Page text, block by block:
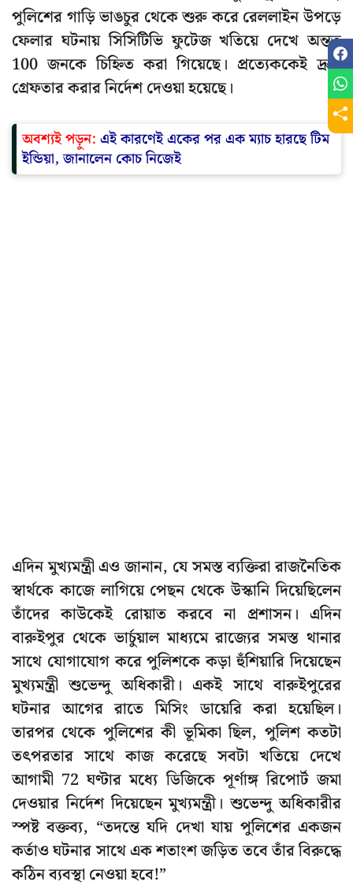
পুলিশের গাড়ি ভাঙচুর থেকে শুরু করে রেললাইন উপড়ে
ফেলার ঘটনায় সিসিটিভি ফুটেজ খতিয়ে দেখে অন্তত
100 জনকে চিহ্নিত করা গিয়েছে। প্রত্যেককেই দ্রুত
গ্রেফতার করার নির্দেশ দেওয়া হয়েছে।
অবশ্যই পড়ুন: এই কারণেই একের পর এক ম্যাচ হারছে টিম
ইন্ডিয়া, জানালেন কোচ নিজেই
এদিন মুখ্যমন্ত্রী এও জানান, যে সমস্ত ব্যক্তিরা রাজনৈতিক
স্বার্থকে কাজে লাগিয়ে পেছন থেকে উস্কানি দিয়েছিলেন
তাঁদের কাউকেই রোয়াত করবে না প্রশাসন। এদিন
বারুইপুর থেকে ভার্চুয়াল মাধ্যমে রাজ্যের সমস্ত থানার
সাথে যোগাযোগ করে পুলিশকে কড়া হুঁশিয়ারি দিয়েছেন
মুখ্যমন্ত্রী শুভেন্দু অধিকারী। একই সাথে বারুইপুরের
ঘটনার আগের রাতে মিসিং ডায়েরি করা হয়েছিল।
তারপর থেকে পুলিশের কী ভূমিকা ছিল, পুলিশ কতটা
তৎপরতার সাথে কাজ করেছে সবটা খতিয়ে দেখে
আগামী 72 ঘণ্টার মধ্যে ডিজিকে পূর্ণাঙ্গ রিপোর্ট জমা
দেওয়ার নির্দেশ দিয়েছেন মুখ্যমন্ত্রী। শুভেন্দু অধিকারীর
স্পষ্ট বক্তব্য, “তদন্তে যদি দেখা যায় পুলিশের একজন
কর্তাও ঘটনার সাথে এক শতাংশ জড়িত তবে তাঁর বিরুদ্ধে
কঠিন ব্যবস্থা নেওয়া হবে!”